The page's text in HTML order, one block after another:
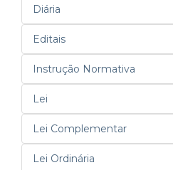
Diária
Editais
Instrução Normativa
Lei
Lei Complementar
Lei Ordinária